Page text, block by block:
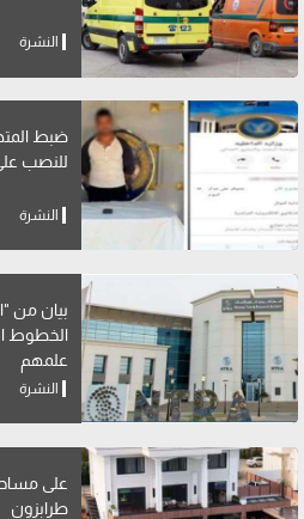
النشرة
ضبط
للنصب
النشرة
بيان من
الخطوط
علمهم
النشرة
طرابزون